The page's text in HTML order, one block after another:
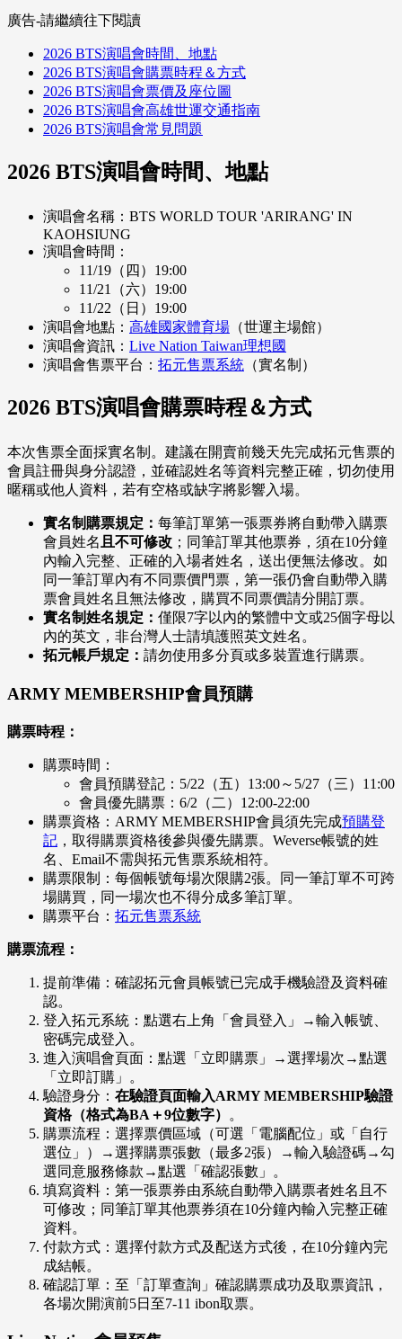
廣告-請繼續往下閱讀
2026 BTS演唱會時間、地點
2026 BTS演唱會購票時程＆方式
2026 BTS演唱會票價及座位圖
2026 BTS演唱會高雄世運交通指南
2026 BTS演唱會常見問題
2026 BTS演唱會時間、地點
演唱會名稱：BTS WORLD TOUR 'ARIRANG' IN
KAOHSIUNG
演唱會時間：
11/19（四）19:00
11/21（六）19:00
11/22（日）19:00
演唱會地點： 高雄國家體育場 （世運主場館）
演唱會資訊： Live Nation Taiwan理想國
演唱會售票平台： 拓元售票系統 （實名制）
2026 BTS演唱會購票時程＆方式
本次售票全面採實名制。建議在開賣前幾天先完成拓元售票的
會員註冊與身分認證，並確認姓名等資料完整正確，切勿使用
暱稱或他人資料，若有空格或缺字將影響入場。
實名制購票規定： 每筆訂單第一張票券將自動帶入購票
會員姓名 且不可修改 ；同筆訂單其他票券，須在10分鐘
內輸入完整、正確的入場者姓名，送出便無法修改。如
同一筆訂單內有不同票價門票，第一張仍會自動帶入購
票會員姓名且無法修改，購買不同票價請分開訂票。
實名制姓名規定： 僅限7字以內的繁體中文或25個字母以
內的英文，非台灣人士請填護照英文姓名。
拓元帳戶規定： 請勿使用多分頁或多裝置進行購票。
ARMY MEMBERSHIP會員預購
購票時程：
購票時間：
會員預購登記：5/22（五）13:00～5/27（三）11:00
會員優先購票：6/2（二）12:00-22:00
購票資格：ARMY MEMBERSHIP會員須先完成預購登
記 ，取得購票資格後參與優先購票。Weverse帳號的姓
名、Email不需與拓元售票系統相符。
購票限制：每個帳號每場次限購2張。同一筆訂單不可跨
場購買，同一場次也不得分成多筆訂單。
購票平台： 拓元售票系統
購票流程：
提前準備：確認拓元會員帳號已完成手機驗證及資料確
認。
登入拓元系統：點選右上角「會員登入」→輸入帳號、
密碼完成登入。
進入演唱會頁面：點選「立即購票」→選擇場次→點選
「立即訂購」。
驗證身分： 在驗證頁面輸入ARMY MEMBERSHIP驗證
資格（格式為BA＋9位數字）
。
購票流程：選擇票價區域（可選「電腦配位」或「自行
選位」）→選擇購票張數（最多2張）→輸入驗證碼→勾
選同意服務條款→點選「確認張數」。
填寫資料：第一張票券由系統自動帶入購票者姓名且不
可修改；同筆訂單其他票券須在10分鐘內輸入完整正確
資料。
付款方式：選擇付款方式及配送方式後，在10分鐘內完
成結帳。
確認訂單：至「訂單查詢」確認購票成功及取票資訊，
各場次開演前5日至7-11 ibon取票。